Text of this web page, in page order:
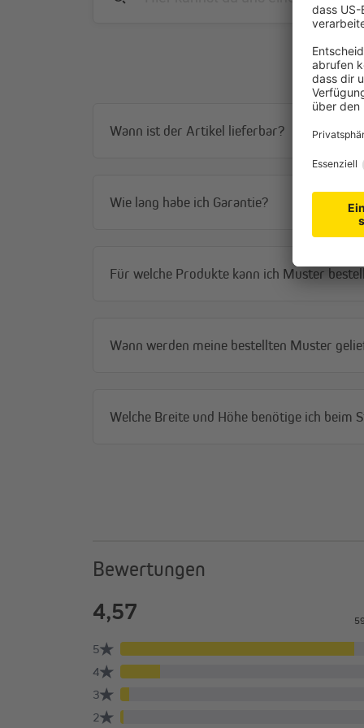
Die richtige Größe finden
Die bei der Bestellung angegebene Breite ist die
Doppelrollos, das sogenannte Trägeraußenmaß. Der
Wann ist der Artikel lieferbar?
Wie lang habe ich Garantie?
Für welche Produkte kann ich Muster
Wann werden meine bestellten Muster
Welche Breite und Höhe benötige ich beim
Bewertungen